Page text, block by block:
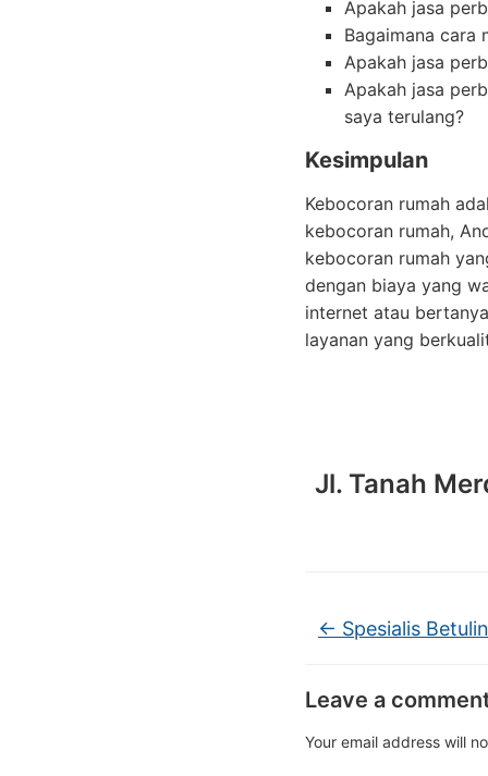
Apakah jasa
Bagaimana cara
Apakah jasa
Apakah jasa
saya terulang?
Kesimpulan
Kebocoran rumah
kebocoran rumah,
kebocoran rumah
dengan biaya yang
internet atau
layanan yang
Jl. Tanah
← Spesialis
Leave a
Your email address will